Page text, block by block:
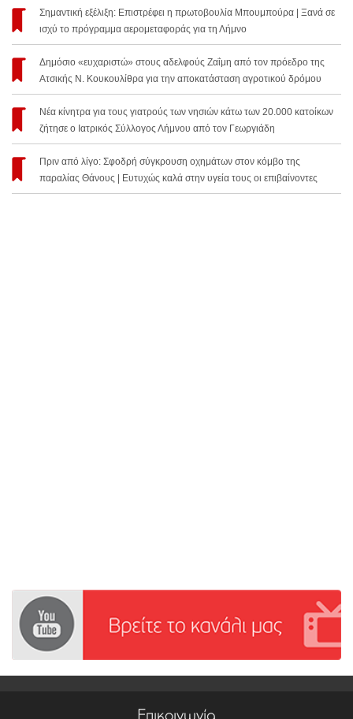
Σημαντική εξέλιξη: Επιστρέφει η πρωτοβουλία Μπουμπούρα | Ξανά σε
ισχύ το πρόγραμμα αερομεταφοράς για τη Λήμνο
Δημόσιο «ευχαριστώ» στους αδελφούς Ζαΐμη από τον πρόεδρο της
Ατσικής Ν. Κουκουλίθρα για την αποκατάσταση αγροτικού δρόμου
Νέα κίνητρα για τους γιατρούς των νησιών κάτω των 20.000 κατοίκων
ζήτησε ο Ιατρικός Σύλλογος Λήμνου από τον Γεωργιάδη
Πριν από λίγο: Σφοδρή σύγκρουση οχημάτων στον κόμβο της
παραλίας Θάνους | Ευτυχώς καλά στην υγεία τους οι επιβαίνοντες